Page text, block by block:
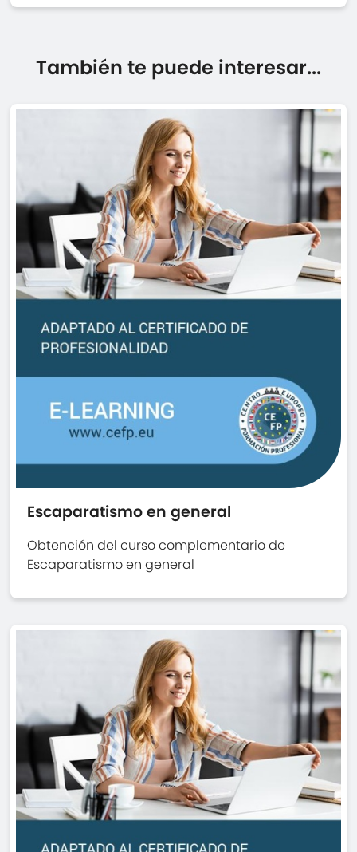
También te puede interesar...
Escaparatismo en general
Obtención del curso complementario de
Escaparatismo en general